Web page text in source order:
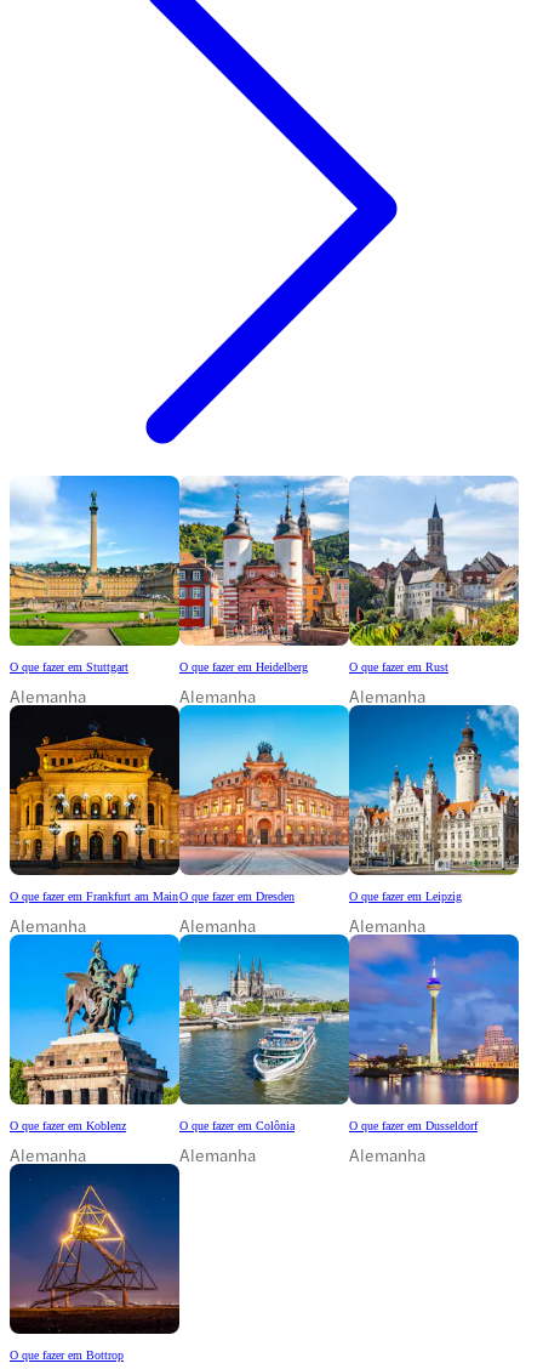
O que fazer em Stuttgart
Alemanha
O que fazer em Heidelberg
Alemanha
O que fazer em Rust
Alemanha
O que fazer em Frankfurt am Main
Alemanha
O que fazer em Dresden
Alemanha
O que fazer em Leipzig
Alemanha
O que fazer em Koblenz
Alemanha
O que fazer em Colônia
Alemanha
O que fazer em Dusseldorf
Alemanha
O que fazer em Bottrop